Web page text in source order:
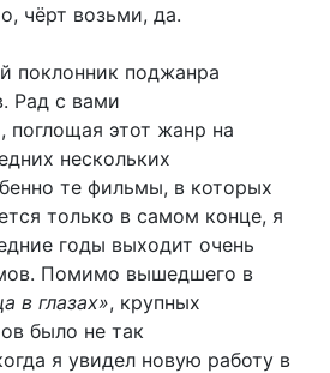
чёрт возьми, да.
поклонник поджанра
Рад с вами
поглощая этот жанр на
нескольких
те фильмы, в которых
только в самом конце, я
годы выходит очень
Помимо вышедшего в
в глазах», крупных
было не так
я увидел новую работу в